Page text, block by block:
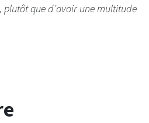
plutôt que d’avoir une multitude